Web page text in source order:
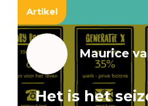
Artikel
Maurice
Het is het